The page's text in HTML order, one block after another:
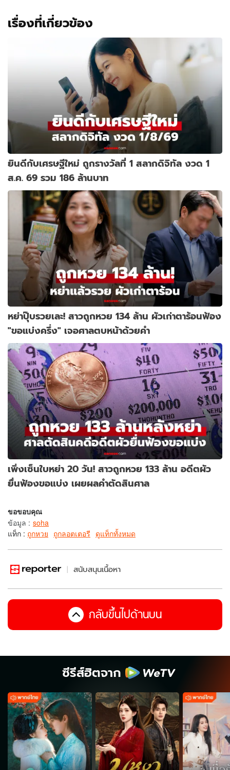
เรื่องที่เกี่ยวข้อง
ยินดีกับเศรษฐีใหม่ ถูกรางวัลที่ 1 สลากดิจิทัล งวด 1
ส.ค. 69 รวม 186 ล้านบาท
หย่าปุ๊บรวยเละ! สาวถูกหวย 134 ล้าน ผัวเก่าตาร้อนฟ้อง
"ขอแบ่งครึ่ง" เจอศาลตบหน้าด้วยคำ
เพิ่งเซ็นใบหย่า 20 วัน! สาวถูกหวย 133 ล้าน อดีตผัว
ยื่นฟ้องขอแบ่ง เผยผลคำตัดสินศาล
ขอขอบคุณ
ข้อมูล : soha
แท็ก : ถูกหวย ถูกลอตเตอรี ดูแท็กทั้งหมด
สนับสนุนเนื้อหา
กลับขึ้นไปด้านบน
ซีรีส์ฮิตจาก